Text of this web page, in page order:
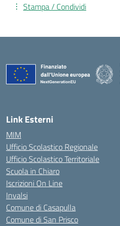
Stampa / Condividi
Link Esterni
MIM
Ufficio Scolastico Regionale
Ufficio Scolastico Territoriale
Scuola in Chiaro
Iscrizioni On Line
Invalsi
Comune di Casapulla
Comune di San Prisco